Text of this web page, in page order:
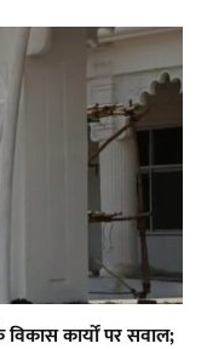
कार्यों पर सवाल;